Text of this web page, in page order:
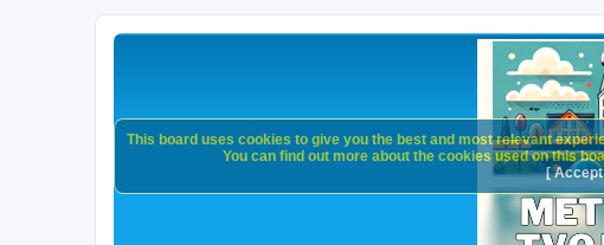
This board uses cookies to give you the best and most relevant
You can find out more about the cookies used on this
[